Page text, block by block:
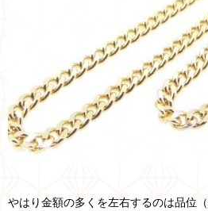
やはり金額の多くを左右するのは品位